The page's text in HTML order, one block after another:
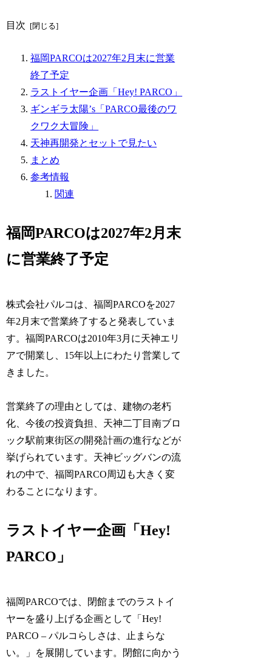
目次
福岡PARCOは2027年2月末に営業
終了予定
ラストイヤー企画「Hey! PARCO」
ギンギラ太陽’s「PARCO最後のワ
クワク大冒険」
天神再開発とセットで見たい
まとめ
参考情報
関連
福岡PARCOは2027年2月末
に営業終了予定
株式会社パルコは、福岡PARCOを2027
年2月末で営業終了すると発表していま
す。福岡PARCOは2010年3月に天神エリ
アで開業し、15年以上にわたり営業して
きました。
営業終了の理由としては、建物の老朽
化、今後の投資負担、天神二丁目南ブロ
ック駅前東街区の開発計画の進行などが
挙げられています。天神ビッグバンの流
れの中で、福岡PARCO周辺も大きく変
わることになります。
ラストイヤー企画「Hey!
PARCO」
福岡PARCOでは、閉館までのラストイ
ヤーを盛り上げる企画として「Hey!
PARCO – パルコらしさは、止まらな
い。」を展開しています。閉館に向かう